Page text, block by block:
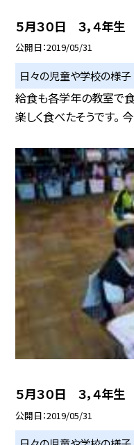
５月３０日 ３，４年
公開日 2019/05/31
日々の児童や学校の様子
給食も各学年の教室で
楽しく食べたそうです。
５月３０日 ３，４年
公開日 2019/05/31